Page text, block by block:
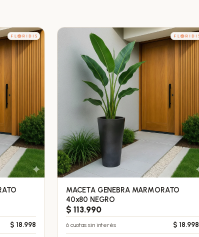
$ 18.998
MACETA GENEBRA MARMORATO
40x80 NEGRO
$ 113.990
6 cuotas sin interés $ 18.998